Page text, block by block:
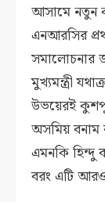
আসামে নতুন
এনআরসির
সমালোচনার
মুখ্যমন্ত্রী
উভয়েরই
অসমিয় বনাম
এমনকি হিন্দু
বরং এটি